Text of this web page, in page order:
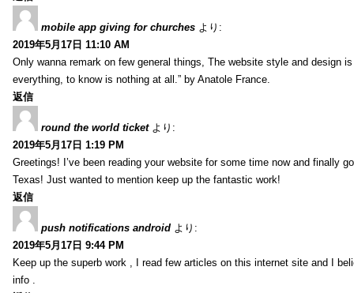
mobile app giving for churches より:
2019年5月17日 11:10 AM
Only wanna remark on few general things, The website style and design
everything, to know is nothing at all.” by Anatole France.
返信
round the world ticket より:
2019年5月17日 1:19 PM
Greetings! I’ve been reading your website for some time now and finally
Texas! Just wanted to mention keep up the fantastic work!
返信
push notifications android より:
2019年5月17日 9:44 PM
Keep up the superb work , I read few articles on this internet site and I
info .